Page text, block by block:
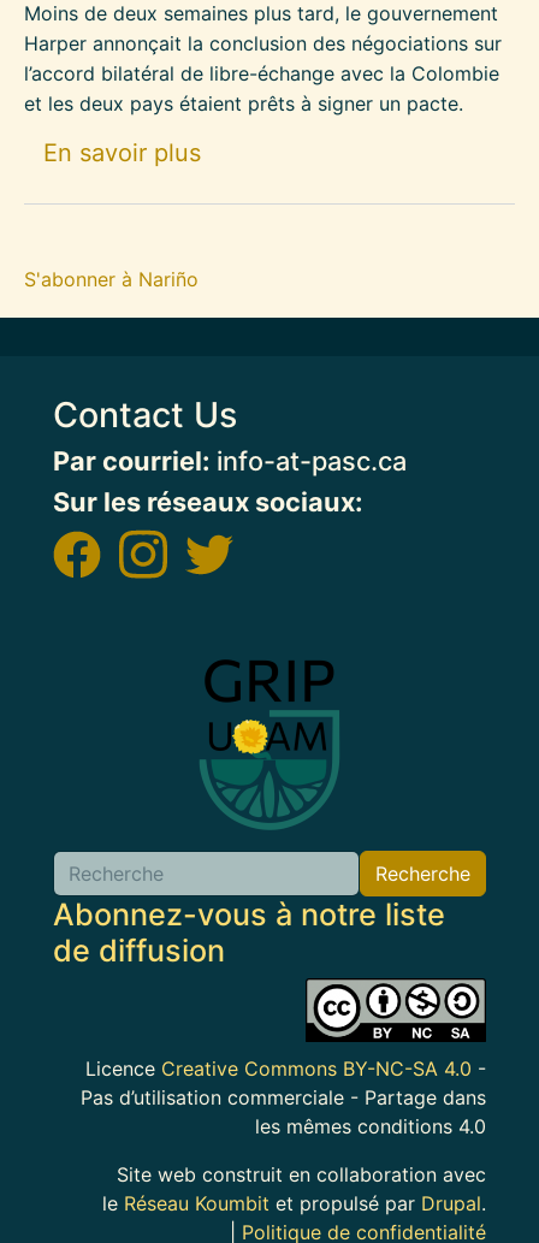
Moins de deux semaines plus tard, le gouvernement
Harper annonçait la conclusion des négociations sur
l’accord bilatéral de libre-échange avec la Colombie
et les deux pays étaient prêts à signer un pacte.
En savoir plussur Alimenter le sous-
S'abonner à Nariño
Contact Us
Par courriel: info-at-pasc.ca
Sur les réseaux sociaux:
Recherche
Abonnez-vous à notre liste
de diffusion
Licence Creative Commons BY-NC-SA 4.0 -
Pas d’utilisation commerciale - Partage dans
les mêmes conditions 4.0
Site web construit en collaboration avec
le Réseau Koumbit et propulsé par Drupal.
Politique de confidentialité